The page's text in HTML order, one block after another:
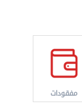
مفقودات